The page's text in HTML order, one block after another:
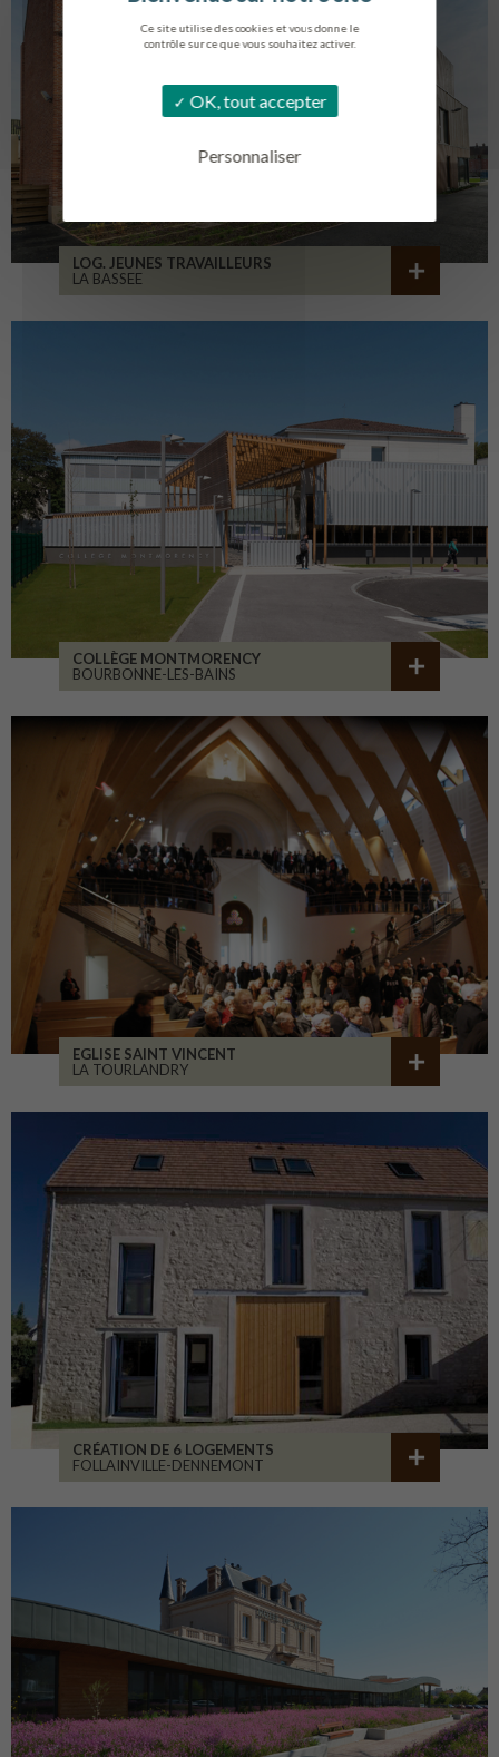
Ce site utilise des cookies et vous donne le
contrôle sur ce que vous souhaitez activer.
OK, tout accepter
Personnaliser
LOG. JEUNES TRAVAILLEURS
LA BASSEE
COLLÈGE MONTMORENCY
BOURBONNE-LES-BAINS
EGLISE SAINT VINCENT
LA TOURLANDRY
CRÉATION DE 6 LOGEMENTS
FOLLAINVILLE-DENNEMONT